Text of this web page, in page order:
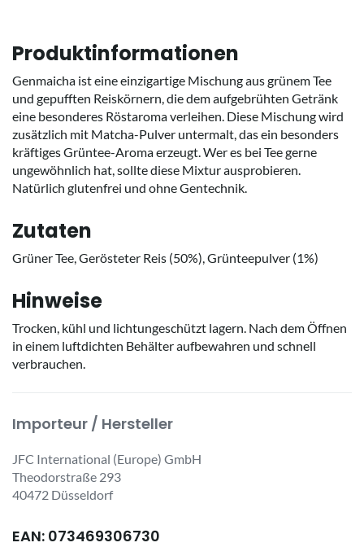
Produktinformationen
Genmaicha ist eine einzigartige Mischung aus grünem Tee
und gepufften Reiskörnern, die dem aufgebrühten Getränk
eine besonderes Röstaroma verleihen. Diese Mischung wird
zusätzlich mit Matcha-Pulver untermalt, das ein besonders
kräftiges Grüntee-Aroma erzeugt. Wer es bei Tee gerne
ungewöhnlich hat, sollte diese Mixtur ausprobieren.
Natürlich glutenfrei und ohne Gentechnik.
Zutaten
Grüner Tee, Gerösteter Reis (50%), Grünteepulver (1%)
Hinweise
Trocken, kühl und lichtungeschützt lagern. Nach dem Öffnen
in einem luftdichten Behälter aufbewahren und schnell
verbrauchen.
Importeur / Hersteller
JFC International (Europe) GmbH
Theodorstraße 293
40472 Düsseldorf
EAN: 073469306730